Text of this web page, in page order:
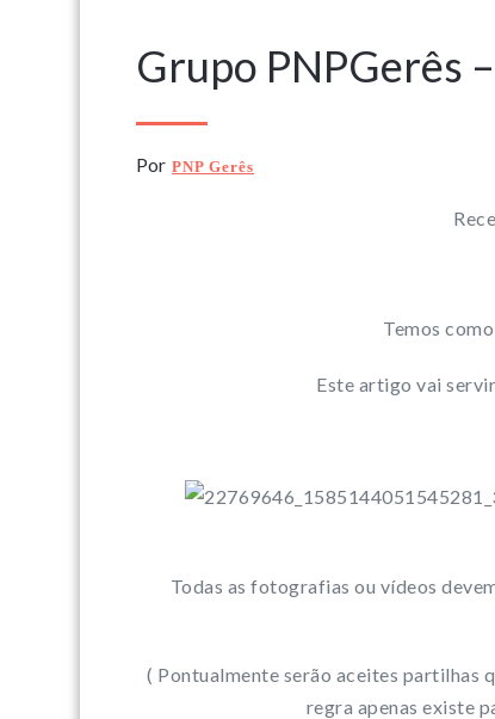
Grupo PNPGerês
Por PNP Gerês
Temos
Este artigo vai
Todas as fotografias ou vídeos
( Pontualmente serão aceites partilhas
regra apenas existe